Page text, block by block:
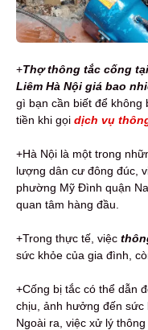
+Thợ thông tắc cống
Liêm Hà Nội giá bao
gì bạn cần biết để không
tiền khi gọi dịch vụ
+Hà Nội là một trong
lượng dân cư đông đúc,
phường Mỹ Đình quận
quan tâm hàng đầu.
+Trong thực tế, việc
sức khỏe của gia đình,
+Cống bị tắc có thể dẫn
chịu, ảnh hưởng đến sức
Ngoài ra, việc xử lý